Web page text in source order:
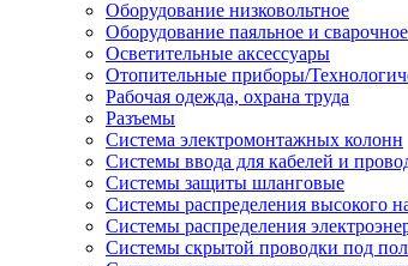
Оборудование низковольтное
Оборудование паяльное и сварочное
Осветительные аксессуары
Отопительные приборы/
Рабочая одежда, охрана труда
Разъемы
Система электромонтажных колонн
Системы ввода для кабелей и
Системы защиты шланговые
Системы распределения высокого
Системы распределения
Системы скрытой проводки под